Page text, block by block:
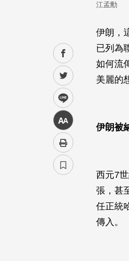
facebook
twitter
line
中
江孟勳
伊朗，
已列為
如何流
美麗的
伊朗被
西元7
張，甚
任正統
傳入。